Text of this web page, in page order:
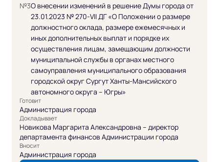
№3О внесении изменений в решение Думы города от
23.01.2023 № 270-VII ДГ «О Положении о размере
должностного оклада, размере ежемесячных и
иных дополнительных выплат и порядке их
осуществления лицам, замещающим должности
муниципальной службы в органах местного
самоуправления муниципального образования
городской округ Сургут Ханты-Мансийского
автономного округа – Югры»
Готовит
Администрация города
Докладывает
Новикова Маргарита Александровна – директор
департамента финансов Администрации города
Вносит
Администрация города